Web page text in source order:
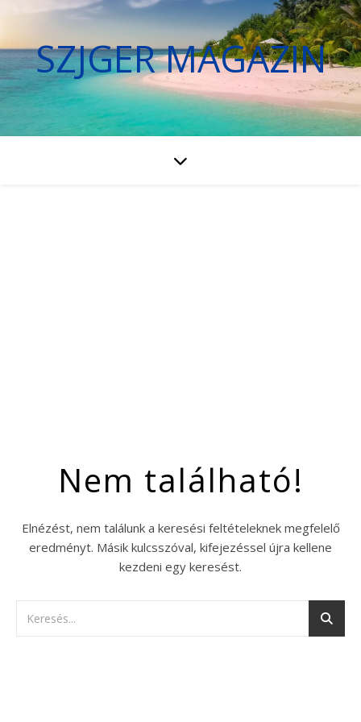
SZJGER MAGAZIN
Nem található!
Elnézést, nem találunk a keresési feltételeknek megfelelő
eredményt. Másik kulcsszóval, kifejezéssel újra kellene
kezdeni egy keresést.